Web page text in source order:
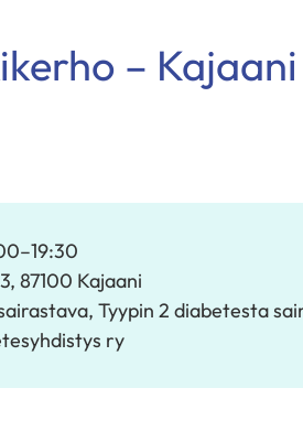
– Kajaani
–19:30
87100 Kajaani
, Tyypin 2 diabetesta
ry